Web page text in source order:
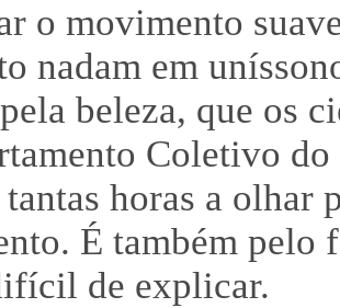
o movimento
nadam em
beleza, que os
Coletivo
tantas horas a olhar
É também pelo
de explicar.